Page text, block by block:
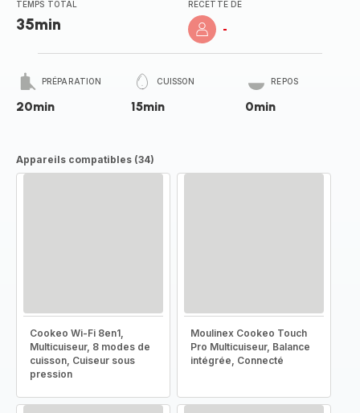
TEMPS TOTAL
35min
RECETTE DE
-
PRÉPARATION
20min
CUISSON
15min
REPOS
0min
Appareils compatibles (34)
Cookeo Wi-Fi 8en1,
Multicuiseur, 8 modes de
cuisson, Cuiseur sous
pression
Moulinex Cookeo Touch
Pro Multicuiseur, Balance
intégrée, Connecté